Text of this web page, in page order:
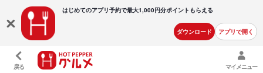
はじめてのアプリ予約で最大1,000円分ポイントもらえる
ダウンロード アプリで開く
戻る マイメニュー